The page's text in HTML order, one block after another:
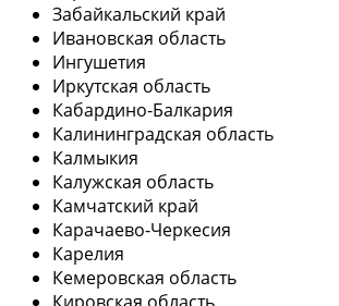
Забайкальский край
Ивановская область
Ингушетия
Иркутская область
Кабардино-Балкария
Калининградская область
Калмыкия
Калужская область
Камчатский край
Карачаево-Черкесия
Карелия
Кемеровская область